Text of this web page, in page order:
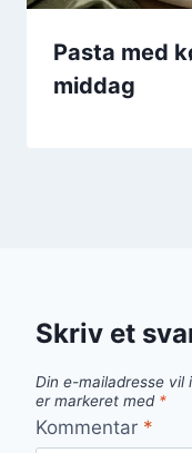
Pasta med
middag
Skriv et
Din e-mailadresse vil
er markeret med *
Kommentar *